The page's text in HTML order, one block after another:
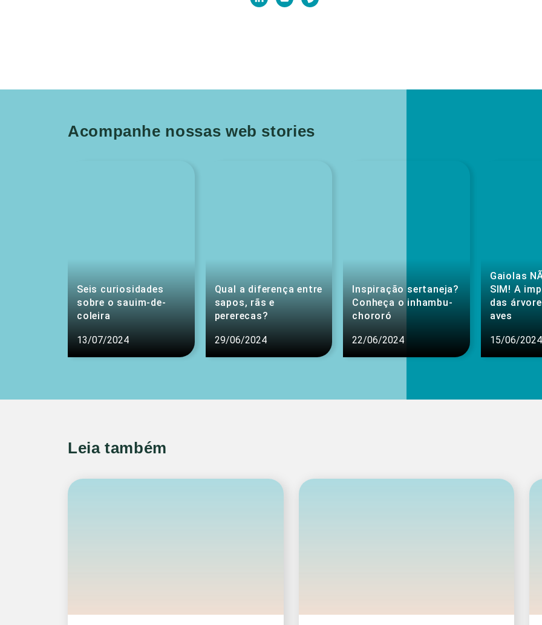
Acompanhe nossas web stories
Seis curiosidades
sobre o sauim-de-
coleira
13/07/2024
Qual a diferença entre
sapos, rãs e
pererecas?
29/06/2024
Inspiração sertaneja?
Conheça o inhambu-
chororó
22/06/2024
Gaiolas
SIM! A
das
aves
15/06/2024
Leia também